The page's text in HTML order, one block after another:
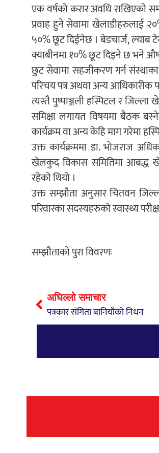
एक वर्षको करार अवधि राखिएको
प्रवाह हुने सेवामा खेलाडीहरुलाई
५०% छूट दिईनेछ । बेडचार्ज, ल्याब
क्याबीनमा १०% छूट दिइने छ भने
छुट सेवामा सहजीकरण गर्न
परिचय पत्र अथवा अन्य आधिकारीक
त्यस्तै पुष्पाञ्जली हस्पिटल र
समिक्षा लगायत विषयमा बैठक
कार्यक्रम वा अन्य केहि माग गरेमा
उक्त कार्यक्रममा डा. भोजराज
खेलकुद विकास समितिमा आबद्ध
रहेको थियो ।
उक्त सम्झौता अनुसार चितवन
परिवारका सदस्यहरुको स्वास्थ्य
सम्झौताको पुरा विवरणः
अघिल्लो समाचार
पत्रकार संगिता बानियाँको निधन